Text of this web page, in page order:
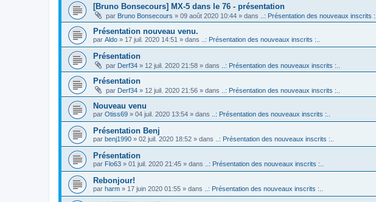
[Bruno Bonsecours] MX-5 dans le 76 - présentation
par Bruno Bonsecours » 09 août 2020 10:44 » dans ..: Présentation des nouveaux inscrits :..
Présentation nouveau venu.
par Aldo » 17 juil. 2020 14:51 » dans ..: Présentation des nouveaux inscrits :..
Présentation
par Derf34 » 12 juil. 2020 21:58 » dans ..: Présentation des nouveaux inscrits :..
Présentation
par Derf34 » 12 juil. 2020 21:56 » dans ..: Présentation des nouveaux inscrits :..
Nouveau venu
par Otiss69 » 04 juil. 2020 13:54 » dans ..: Présentation des nouveaux inscrits :..
Présentation Benj
par benj1990 » 02 juil. 2020 18:52 » dans ..: Présentation des nouveaux inscrits :..
Présentation
par Flo63 » 01 juil. 2020 21:45 » dans ..: Présentation des nouveaux inscrits :..
Rebonjour!
par harm » 17 juin 2020 01:55 » dans ..: Présentation des nouveaux inscrits :..